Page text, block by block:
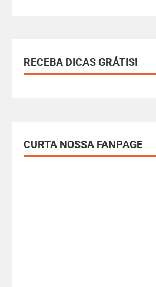
RECEBA DICAS GRÁTIS!
CURTA NOSSA FANPAGE